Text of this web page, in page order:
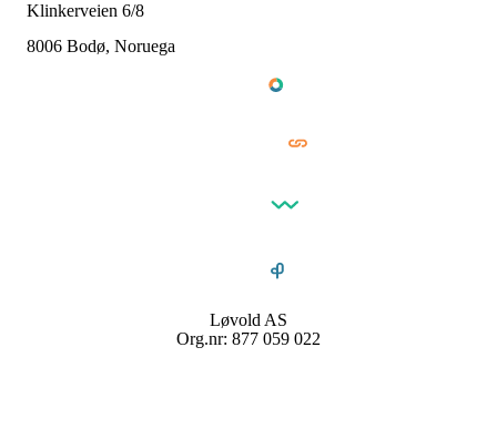
Klinkerveien 6/8
8006 Bodø, Noruega
Løvold AS
Org.nr: 877 059 022